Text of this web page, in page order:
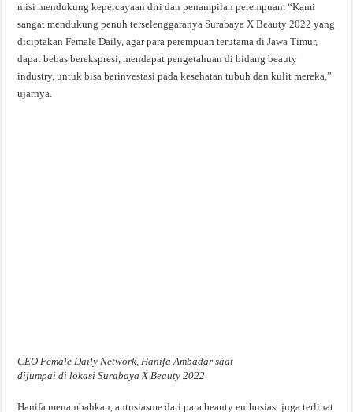
misi mendukung kepercayaan diri dan penampilan perempuan. “Kami
sangat mendukung penuh terselenggaranya Surabaya X Beauty 2022 yang
diciptakan Female Daily, agar para perempuan terutama di Jawa Timur,
dapat bebas berekspresi, mendapat pengetahuan di bidang beauty
industry, untuk bisa berinvestasi pada kesehatan tubuh dan kulit mereka,”
ujarnya.
CEO Female Daily Network, Hanifa Ambadar saat
dijumpai di lokasi Surabaya X Beauty 2022
Hanifa menambahkan, antusiasme dari para beauty enthusiast juga terlihat